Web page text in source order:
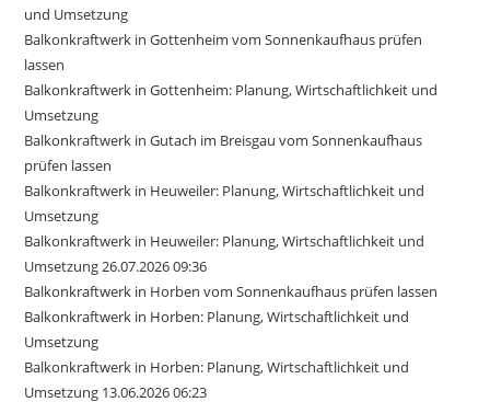
und Umsetzung
Balkonkraftwerk in Gottenheim vom Sonnenkaufhaus prüfen
lassen
Balkonkraftwerk in Gottenheim: Planung, Wirtschaftlichkeit und
Umsetzung
Balkonkraftwerk in Gutach im Breisgau vom Sonnenkaufhaus
prüfen lassen
Balkonkraftwerk in Heuweiler: Planung, Wirtschaftlichkeit und
Umsetzung
Balkonkraftwerk in Heuweiler: Planung, Wirtschaftlichkeit und
Umsetzung 26.07.2026 09:36
Balkonkraftwerk in Horben vom Sonnenkaufhaus prüfen lassen
Balkonkraftwerk in Horben: Planung, Wirtschaftlichkeit und
Umsetzung
Balkonkraftwerk in Horben: Planung, Wirtschaftlichkeit und
Umsetzung 13.06.2026 06:23